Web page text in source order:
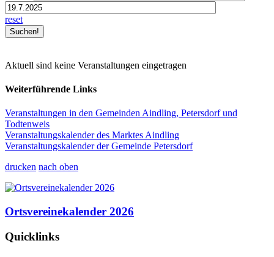
reset
Aktuell sind keine Veranstaltungen eingetragen
Weiterführende Links
Veranstaltungen in den Gemeinden Aindling, Petersdorf und
Todtenweis
Veranstaltungskalender des Marktes Aindling
Veranstaltungskalender der Gemeinde Petersdorf
drucken nach oben
Ortsvereinekalender 2026
Quicklinks